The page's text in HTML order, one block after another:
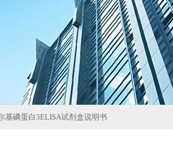
基磷蛋白3ELISA试剂盒说明书